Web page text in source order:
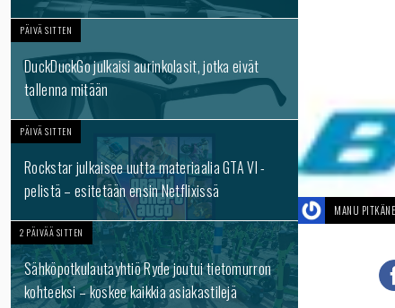
PÄIVÄ SITTEN
DuckDuckGo julkaisi aurinkolasit, jotka eivät
tallenna mitään
PÄIVÄ SITTEN
Rockstar julkaisee uutta materiaalia GTA VI -
pelistä – esitetään ensin Netflixissä
2 PÄIVÄÄ SITTEN
Sähköpotkulautayhtiö Ryde joutui tietomurron
kohteeksi – koskee kaikkia asiakastilejä
MANU